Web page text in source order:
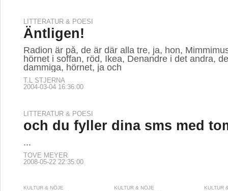
LITTERATUR & POESI
Äntligen!
Radion är på, de är där alla tre, ja, hon,
hörnet i soffan, röd, Ikea, Denandre i det andra,
dammiga, hörnet, ja och
T.L STJERNA
2004-03-04 16:36:00
LITTERATUR & POESI
och du fyller dina sms med
...
TOVE MEYER
2008-05-22 22:35:00
KULTUR & NÖJE KULTUR & NÖJE KULTUR